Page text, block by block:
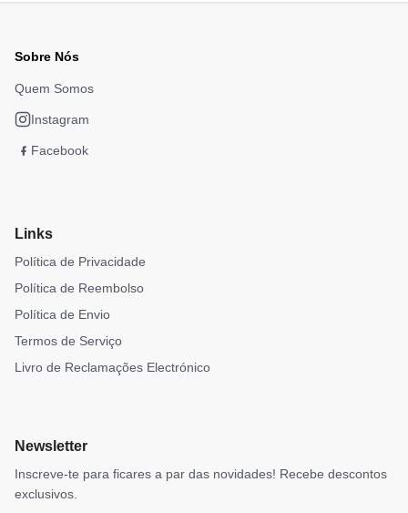
Sobre Nós
Quem Somos
Instagram
Facebook
Links
Política de Privacidade
Política de Reembolso
Política de Envio
Termos de Serviço
Livro de Reclamações Electrónico
Newsletter
Inscreve-te para ficares a par das novidades! Recebe descontos
exclusivos.